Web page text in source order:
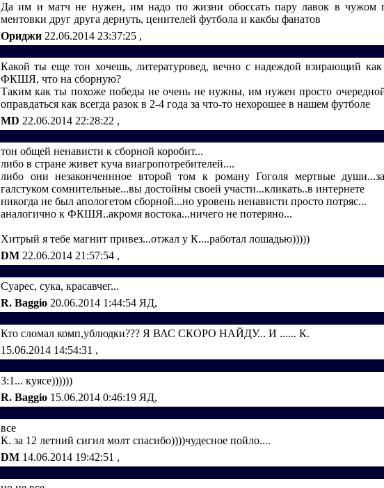
Да им и матч не нужен, им надо по жизни обоссать пару лавок в чужом
ментовки друг друга дернуть, ценителей футбола и какбы фанатов
Ориджи 22.06.2014 23:37:25 ,
Какой ты еще тон хочешь, литературовед, вечно с надеждой взирающий
ФКШЯ, что на сборную?
Таким как ты похоже победы не очень не нужны, им нужен просто
оправдаться как всегда разок в 2-4 года за что-то нехорошее в нашем футболе
MD 22.06.2014 22:28:22 ,
тон общей ненависти к сборной коробит...
либо в стране живет куча виагропотребителей....
либо они незаконченнное второй том к роману Гоголя мертвые
галстуком сомнительные...вы достойны своей участи...кликать..в интернете
никогда не был апологетом сборной...но уровень ненависти просто потряс...
аналогично к ФКШЯ..акромя востока...ничего не потеряно...
Хитрый я тебе магнит привез...отжал у К....работал лошадью)))))
DM 22.06.2014 21:57:54 ,
Суарес, сука, красавчег...
R. Baggio 20.06.2014 1:44:54 ЯД,
Кто сломал комп,ублюдки??? Я ВАС СКОРО НАЙДУ... И ...... К.
15.06.2014 14:54:31 ,
3:1... куясе))))))
R. Baggio 15.06.2014 0:46:19 ЯД,
все
К. за 12 летний сигнл молт спасибо))))чудесное пойло....
DM 14.06.2014 19:42:51 ,